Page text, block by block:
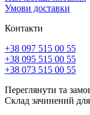
Умови доставки
Контакти
+38 097 515 00 55
+38 095 515 00 55
+38 073 515 00 55
Переглянути та
Склад зачинений для